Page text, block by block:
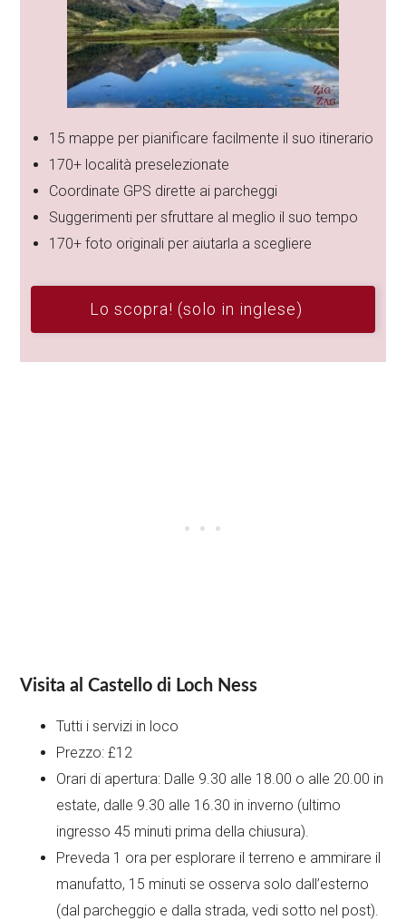
15 mappe per pianificare facilmente il suo itinerario
170+ località preselezionate
Coordinate GPS dirette ai parcheggi
Suggerimenti per sfruttare al meglio il suo tempo
170+ foto originali per aiutarla a scegliere
Lo scopra! (solo in inglese)
Visita al Castello di Loch Ness
Tutti i servizi in loco
Prezzo: £12
Orari di apertura: Dalle 9.30 alle 18.00 o alle 20.00 in
estate, dalle 9.30 alle 16.30 in inverno (ultimo
ingresso 45 minuti prima della chiusura).
Preveda 1 ora per esplorare il terreno e ammirare il
manufatto, 15 minuti se osserva solo dall’esterno
(dal parcheggio e dalla strada, vedi sotto nel post).